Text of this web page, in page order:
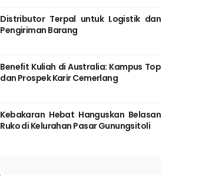
Distributor Terpal untuk Logistik dan
Pengiriman Barang
Benefit Kuliah di Australia: Kampus Top
dan Prospek Karir Cemerlang
Kebakaran Hebat Hanguskan Belasan
Ruko di Kelurahan Pasar Gunungsitoli